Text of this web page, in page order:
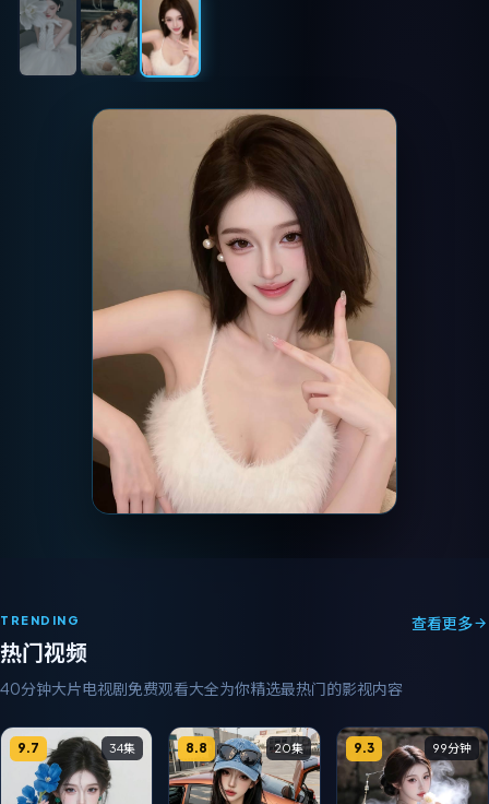
TRENDING
热门视频
40分钟大片电视剧免费观看大全为你精选最热门的影视内容
查看更多
9.7 34集 8.8 20集 9.3 99分钟